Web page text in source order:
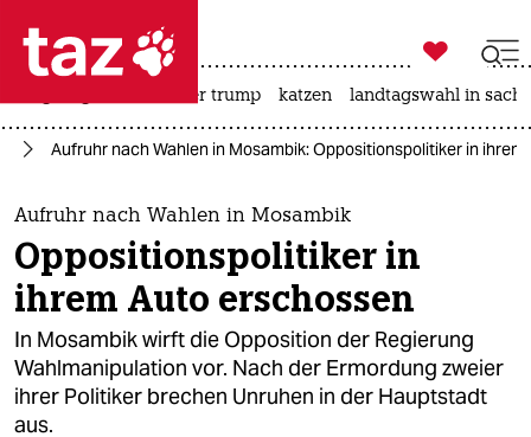
 taz zahl ich
taz zahl ich
themen
politik
öko
gesellschaft
kultur

taz zahl ich
usa unter trump katzen landtagswahl in
Aufruhr nach Wahlen in Mosambik: Oppositionspolitiker in
Aufruhr nach Wahlen in Mosambik
Oppositionspolitiker in
ihrem Auto erschossen
In Mosambik wirft die Opposition der Regierung
Wahlmanipulation vor. Nach der Ermordung zweier
ihrer Politiker brechen Unruhen in der Hauptstadt
aus.